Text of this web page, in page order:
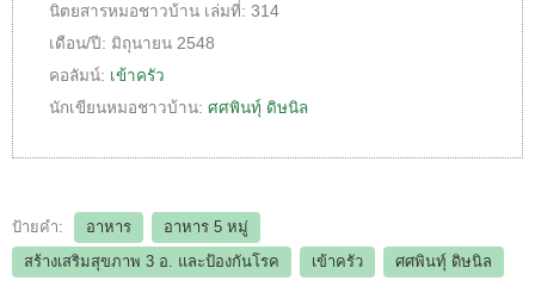
นิตยสารหมอชาวบ้าน เล่มที่: 314
เดือน/ปี: มิถุนายน 2548
คอลัมน์: เข้าครัว
นักเขียนหมอชาวบ้าน: ศศพินทุ์ ดิษนิล
ป้ายคำ: อาหาร
อาหาร 5 หมู่
สร้างเสริมสุขภาพ 3 อ.​ และป้องกันโรค
เข้าครัว ศศพินทุ์ ดิษนิล